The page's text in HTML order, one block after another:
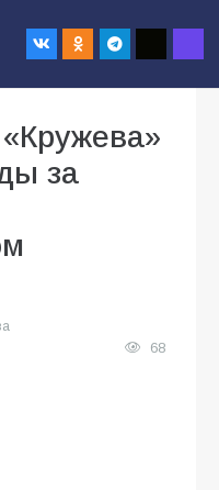
за
68